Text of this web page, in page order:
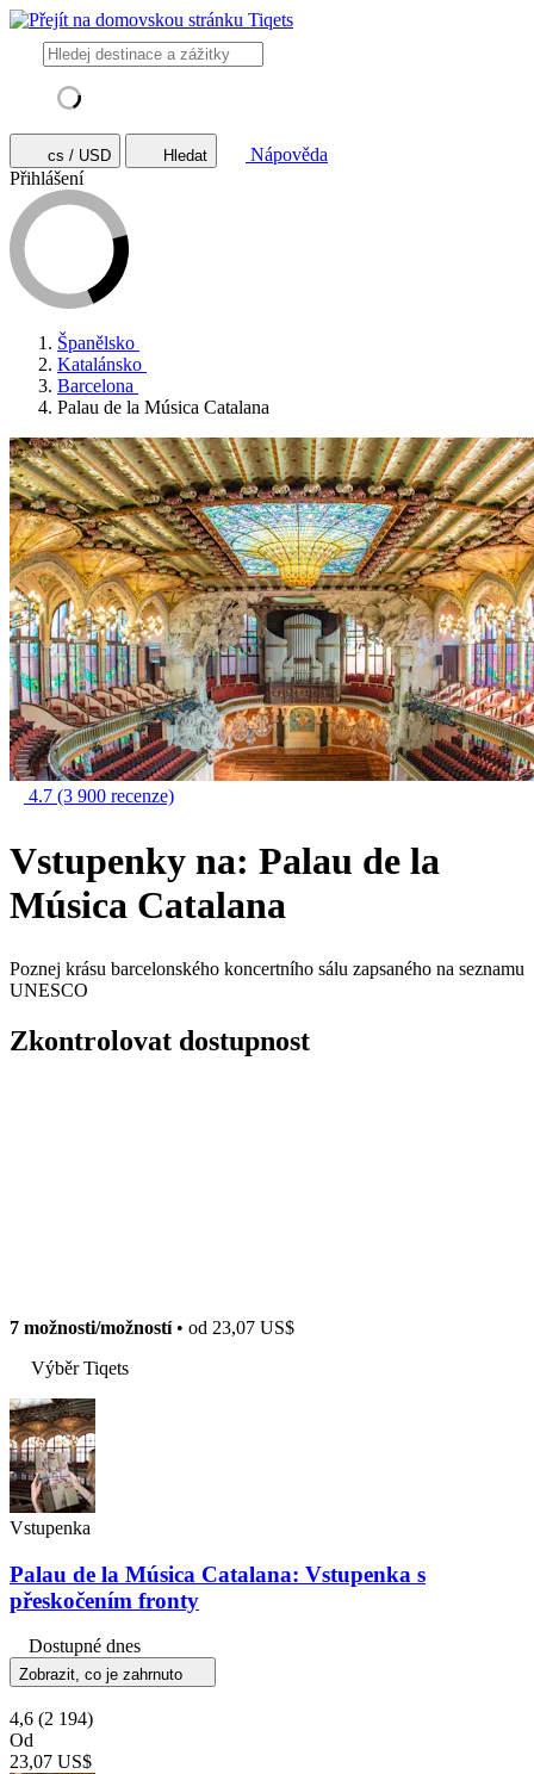
cs / USD Hledat
Nápověda
Přihlášení
Španělsko
Katalánsko
Barcelona
Palau de la Música Catalana
4.7 (3 900 recenze)
Vstupenky na: Palau de la
Música Catalana
Poznej krásu barcelonského koncertního sálu zapsaného na seznamu
UNESCO
Zkontrolovat dostupnost
7 možnosti/možností• od 23,07 US$
Výběr Tiqets
Vstupenka
Palau de la Música Catalana: Vstupenka s
přeskočením fronty
Dostupné dnes
Zobrazit, co je zahrnuto
4,6 (2 194)
Od
23,07 US$